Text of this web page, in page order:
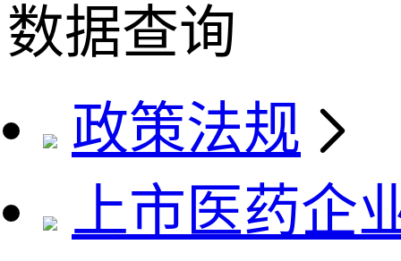
数据查询
政策法规
上市医药企